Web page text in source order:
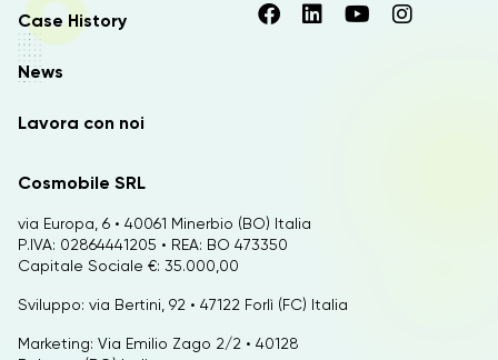
Cosmobile SRL
via Europa, 6 • 40061 Minerbio (BO) Italia
P.IVA: 02864441205 • REA: BO 473350
Capitale Sociale €: 35.000,00
Sviluppo: via Bertini, 92 • 47122 Forlì (FC) Italia
Marketing: Via Emilio Zago 2/2 • 40128
Case History
News
Lavora con noi